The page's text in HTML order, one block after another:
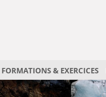
FORMATIONS & EXERCICES